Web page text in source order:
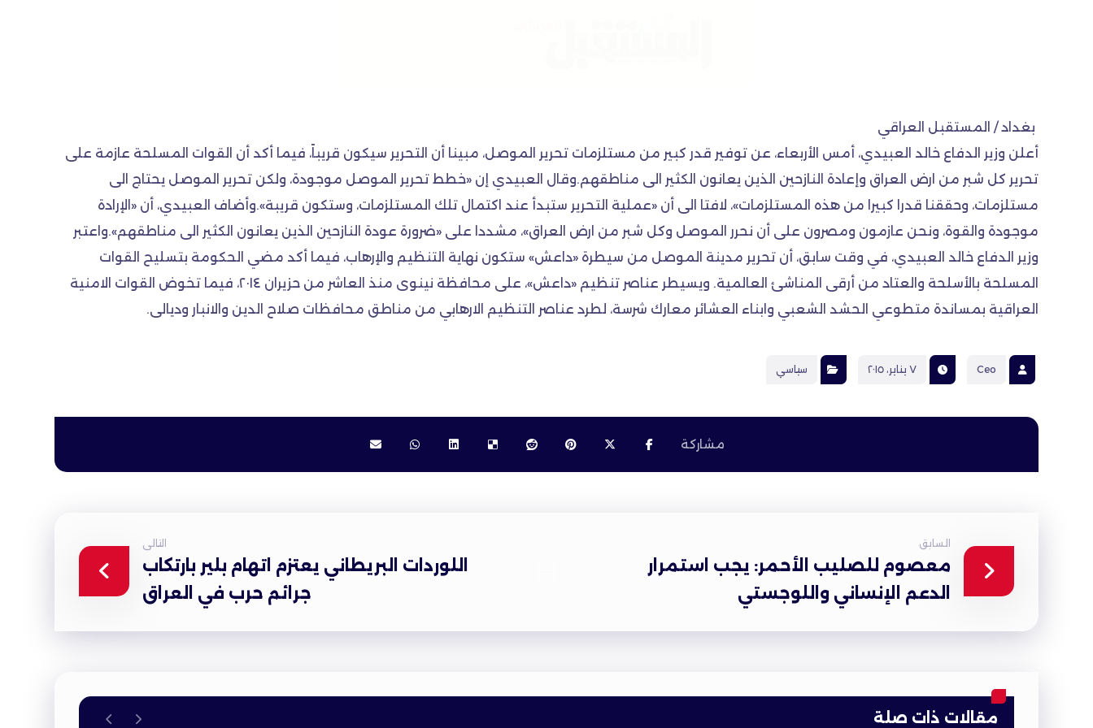
بغداد / المستقبل العراقي
أعلن وزير الدفاع خالد العبيدي، أمس الأربعاء، عن توفير قدر كبير من مستلزمات تحرير الموصل، مبينا أن التحرير سيكون قريباً، فيما أكد أن القوات المسلحة عازمة على
تحرير كل شبر من ارض العراق وإعادة النازحين الذين يعانون الكثير الى مناطقهم.وقال العبيدي إن «خطط تحرير الموصل موجودة، ولكن تحرير الموصل يحتاج الى
مستلزمات، وحققنا قدرا كبيرا من هذه المستلزمات»، لافتا الى أن «عملية التحرير ستبدأ عند اكتمال تلك المستلزمات، وستكون قريبة».وأضاف العبيدي، أن «الإرادة
موجودة والقوة، ونحن عازمون ومصرون على أن نحرر الموصل وكل شبر من ارض العراق»، مشددا على «ضرورة عودة النازحين الذين يعانون الكثير الى مناطقهم».واعتبر
وزير الدفاع خالد العبيدي، في وقت سابق، أن تحرير مدينة الموصل من سيطرة «داعش» ستكون نهاية التنظيم والإرهاب، فيما أكد مضي الحكومة بتسليح القوات
المسلحة بالأسلحة والعتاد من أرقى المناشئ العالمية. ويسيطر عناصر تنظيم «داعش»، على محافظة نينوى منذ العاشر من حزيران ٢٠١٤، فيما تخوض القوات الامنية
العراقية بمساندة متطوعي الحشد الشعبي وابناء العشائر معارك شرسة، لطرد عناصر التنظيم الارهابي من مناطق محافظات صلاح الدين والانبار وديالى.
Ceo ٧ يناير، ٢٠١٥ سياسي
السابق
معصوم للصليب الأحمر: يجب استمرار
الدعم الإنساني واللوجستي
التالى
اللوردات البريطاني يعتزم اتهام بلير بارتكاب
جرائم حرب في العراق
مقالات ذات صلة